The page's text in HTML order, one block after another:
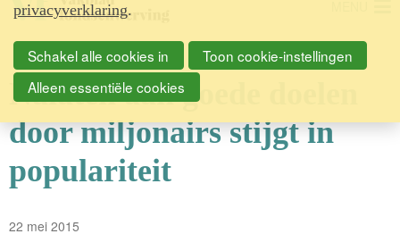
Nalaten aan goede doelen
door miljonairs stijgt in
populariteit
22 mei 2015
privacyverklaring.
Schakel alle cookies in
Toon cookie-instellingen
Alleen essentiële cookies